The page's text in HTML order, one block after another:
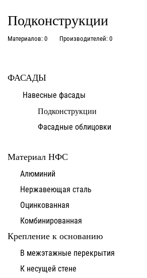
Подконструкции
Материалов: 0 Производителей: 0
ФАСАДЫ
Навесные фасады
Подконструкции
Фасадные облицовки
Материал НФС
Алюминий
Нержавеющая сталь
Оцинкованная
Комбинированная
Крепление к основанию
В межэтажные перекрытия
К несущей стене